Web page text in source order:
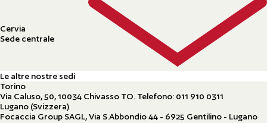
Cervia
Sede centrale
Le altre nostre sedi
Torino
Via Caluso, 50, 10034 Chivasso TO. Telefono: 011 910 0311
Lugano (Svizzera)
Focaccia Group SAGL, Via S.Abbondio 44 - 6925 Gentilino - Lugano